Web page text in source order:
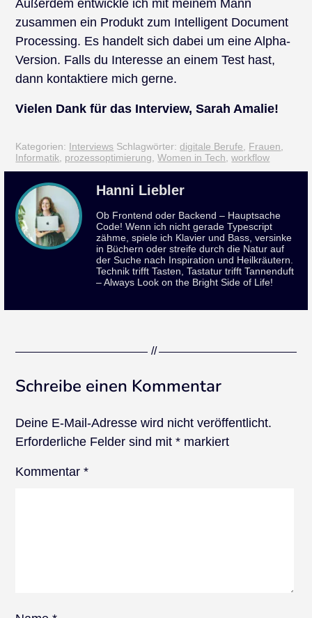
Außerdem entwickle ich mit meinem Mann
zusammen ein Produkt zum Intelligent Document
Processing. Es handelt sich dabei um eine Alpha-
Version. Falls du Interesse an einem Test hast,
dann kontaktiere mich gerne.
Vielen Dank für das Interview, Sarah Amalie!
Kategorien: Interviews Schlagwörter:digitale Berufe Frauen
Informatik prozessoptimierung ,Women in Tech ,workflow
Hanni Liebler
Ob Frontend oder Backend – Hauptsache
Code! Wenn ich nicht gerade Typescript
zähme, spiele ich Klavier und Bass, versinke
in Büchern oder streife durch die Natur auf
der Suche nach Inspiration und Heilkräutern.
Technik trifft Tasten, Tastatur trifft Tannenduft
– Always Look on the Bright Side of Life!
Schreibe einen Kommentar
Deine E-Mail-Adresse wird nicht veröffentlicht.
Erforderliche Felder sind mit* markiert
Kommentar*